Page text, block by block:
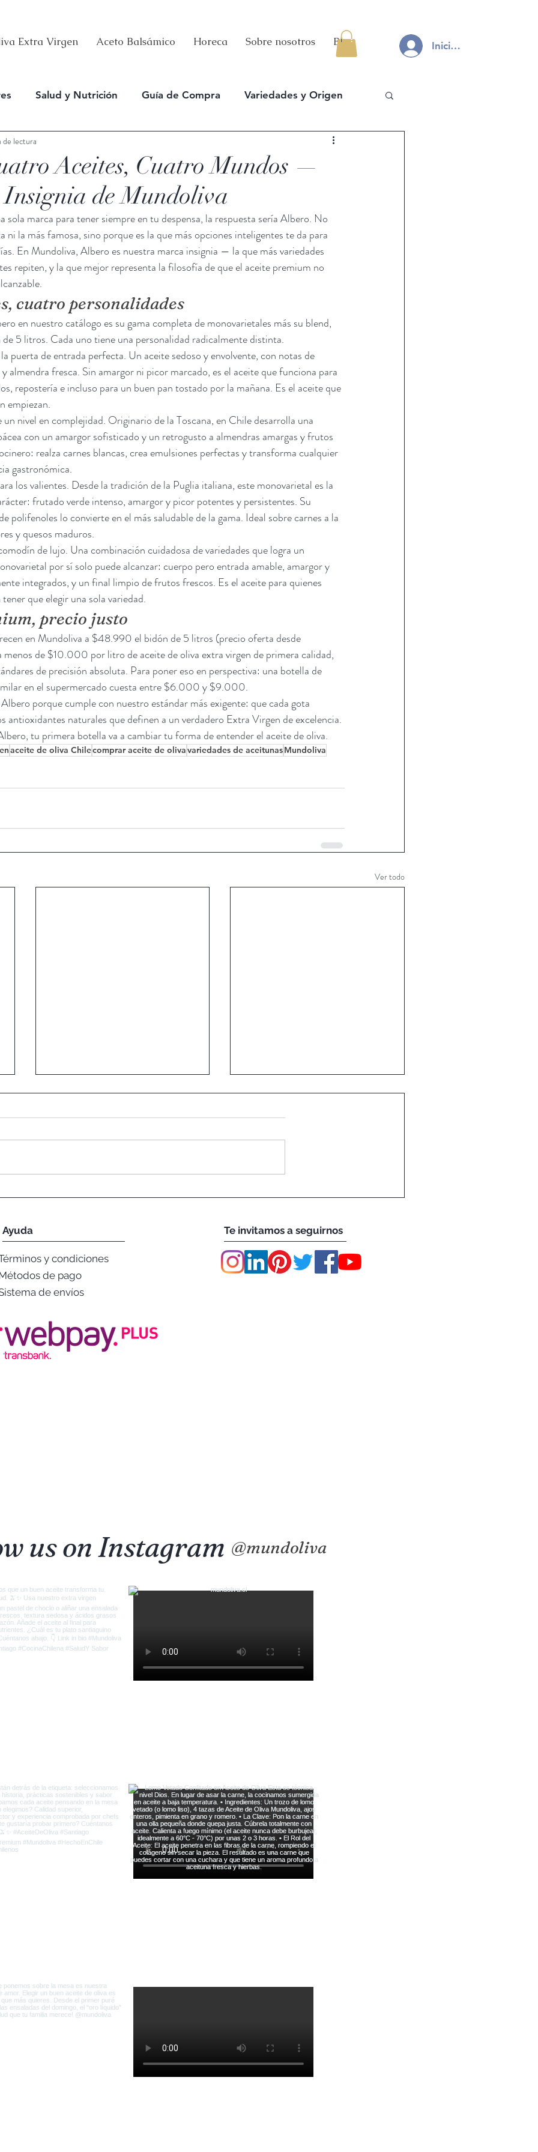
Extra Virgen Aceto Balsámico Horeca Sobre nosotros Blog Iniciar sesión
Salud y Nutrición Guía de Compra Variedades y Origen
Aceites, Cuatro Mundos —
de Mundoliva
de lectura
sola marca para tener siempre en tu despensa, la respuesta sería Albero. No
ni la más famosa, sino porque es la que más opciones inteligentes te da para
En Mundoliva, Albero es nuestra marca insignia — la que más variedades
repiten, y la que mejor representa la filosofía de que el aceite premium no
cuatro personalidades
en nuestro catálogo es su gama completa de monovarietales más su blend,
5 litros. Cada uno tiene una personalidad radicalmente distinta.
puerta de entrada perfecta. Un aceite sedoso y envolvente, con notas de
almendra fresca. Sin amargor ni picor marcado, es el aceite que funciona para
repostería e incluso para un buen pan tostado por la mañana. Es el aceite que
empiezan.
nivel en complejidad. Originario de la Toscana, en Chile desarrolla una
con un amargor sofisticado y un retrogusto a almendras amargas y frutos
realza carnes blancas, crea emulsiones perfectas y transforma cualquier
gastronómica.
los valientes. Desde la tradición de la Puglia italiana, este monovarietal es la
frutado verde intenso, amargor y picor potentes y persistentes. Su
polifenoles lo convierte en el más saludable de la gama. Ideal sobre carnes a la
y quesos maduros.
de lujo. Una combinación cuidadosa de variedades que logra un
por sí solo puede alcanzar: cuerpo pero entrada amable, amargor y
integrados, y un final limpio de frutos frescos. Es el aceite para quienes
que elegir una sola variedad.
precio justo
en Mundoliva a $48.990 el bidón de 5 litros (precio oferta desde
de $10.000 por litro de aceite de oliva extra virgen de primera calidad,
de precisión absoluta. Para poner eso en perspectiva: una botella de
en el supermercado cuesta entre $6.000 y $9.000.
porque cumple con nuestro estándar más exigente: que cada gota
antioxidantes naturales que definen a un verdadero Extra Virgen de excelencia.
tu primera botella va a cambiar tu forma de entender el aceite de oliva.
aceite de oliva Chilecomprar aceite de olivavariedades de aceitunasMundoliva
Ver todo
Ayuda
y condiciones
de pago
de envíos
Te invitamos a seguirnos
us on Instagram @mundoliva